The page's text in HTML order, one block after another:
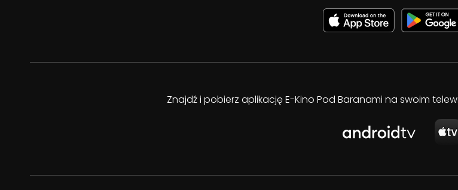
Znajdź i pobierz aplikację E-Kino Pod Baranami na swoim